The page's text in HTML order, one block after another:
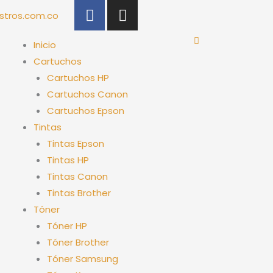
F
a
c
o
o
k
f
I
n
s
r
a
Inicio
Cartuchos
Cartuchos HP
Cartuchos Canon
Cartuchos Epson
Tintas
Tintas Epson
Tintas HP
Tintas Canon
Tintas Brother
Tóner
Tóner HP
Tóner Brother
Tóner Samsung